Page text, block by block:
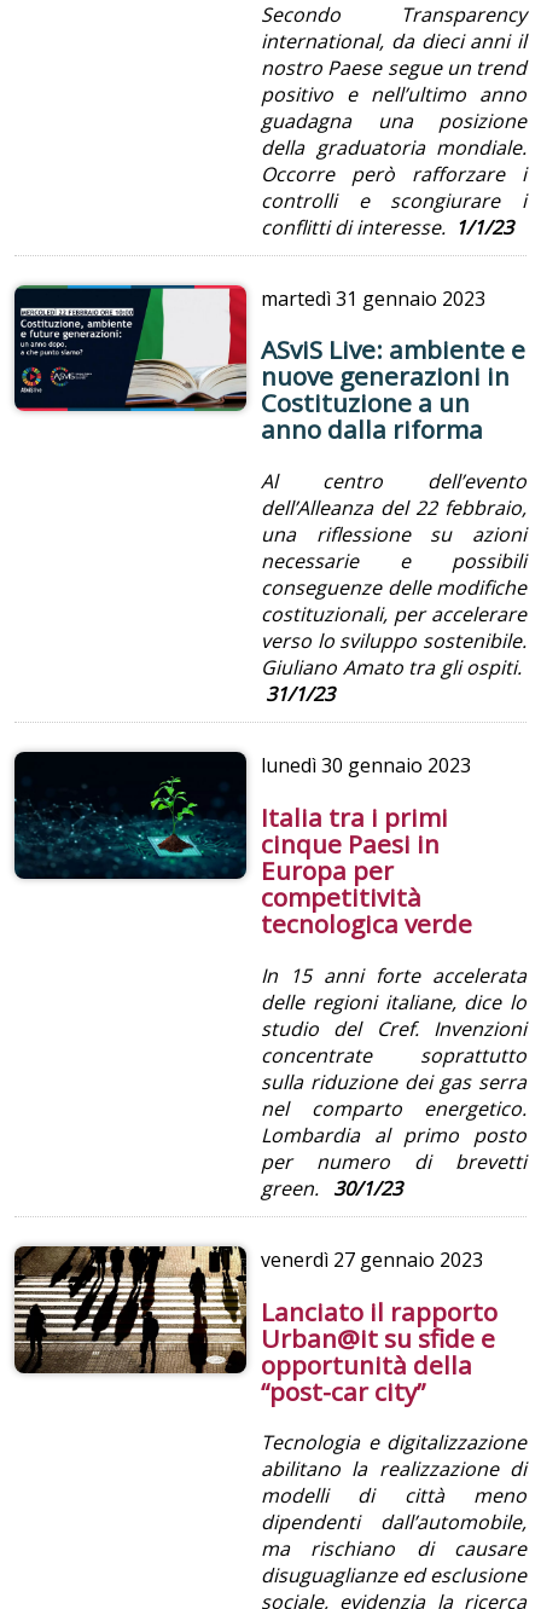
Secondo Transparency
international, da dieci anni il
nostro Paese segue un trend
positivo e nell’ultimo anno
guadagna una posizione
della graduatoria mondiale.
Occorre però rafforzare i
controlli e scongiurare i
conflitti di interesse. 1/1/23
martedì31 gennaio 2023
ASviS Live: ambiente e
nuove generazioni in
Costituzione a un
anno dalla riforma
Al centro dell’evento
dell’Alleanza del 22 febbraio,
una riflessione su azioni
necessarie e possibili
conseguenze delle modifiche
costituzionali, per accelerare
verso lo sviluppo sostenibile.
Giuliano Amato tra gli ospiti.
31/1/23
lunedì30 gennaio 2023
Italia tra i primi
cinque Paesi in
Europa per
competitività
tecnologica verde
In 15 anni forte accelerata
delle regioni italiane, dice lo
studio del Cref. Invenzioni
concentrate soprattutto
sulla riduzione dei gas serra
nel comparto energetico.
Lombardia al primo posto
per numero di brevetti
green. 30/1/23
venerdì 27 gennaio 2023
Lanciato il rapporto
Urban@it su sfide e
opportunità della
“post-car city”
Tecnologia e digitalizzazione
abilitano la realizzazione di
modelli di città meno
dipendenti dall’automobile,
ma rischiano di causare
disuguaglianze ed esclusione
sociale, evidenzia la ricerca